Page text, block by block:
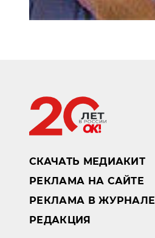
СКАЧАТЬ МЕДИАКИТ
РЕКЛАМА НА САЙТЕ
РЕКЛАМА В ЖУРНАЛЕ
РЕДАКЦИЯ